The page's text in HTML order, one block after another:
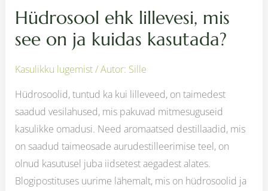
Hüdrosool ehk lillevesi, mis
see on ja kuidas kasutada?
Kasulikku lugemist/ Autor: Sille
Hüdrosoolid, tuntud ka kui lilleveed, on taimedest
saadud vesilahused, mis pakuvad mitmesuguseid
kasulikke omadusi. Need aromaatsed destillaadid, mis
on saadud taimeosade aurudestilleerimise teel, on
olnud kasutusel juba iidsetest aegadest alates.
Blogipostituses uurime lähemalt, mis on hüdrosoolid ja